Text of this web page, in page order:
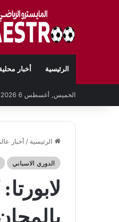
الرئيسية أخبار
الخميس, أغسطس 6 2026
الرئيسية / أخبار
الدوري الاسباني